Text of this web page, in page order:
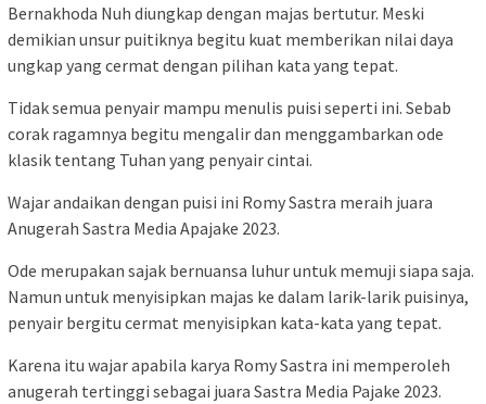
Bernakhoda Nuh diungkap dengan majas bertutur. Meski
demikian unsur puitiknya begitu kuat memberikan nilai daya
ungkap yang cermat dengan pilihan kata yang tepat.
Tidak semua penyair mampu menulis puisi seperti ini. Sebab
corak ragamnya begitu mengalir dan menggambarkan ode
klasik tentang Tuhan yang penyair cintai.
Wajar andaikan dengan puisi ini Romy Sastra meraih juara
Anugerah Sastra Media Apajake 2023.
Ode merupakan sajak bernuansa luhur untuk memuji siapa saja.
Namun untuk menyisipkan majas ke dalam larik-larik puisinya,
penyair bergitu cermat menyisipkan kata-kata yang tepat.
Karena itu wajar apabila karya Romy Sastra ini memperoleh
anugerah tertinggi sebagai juara Sastra Media Pajake 2023.